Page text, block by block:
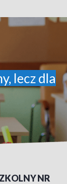
lecz dla
NR